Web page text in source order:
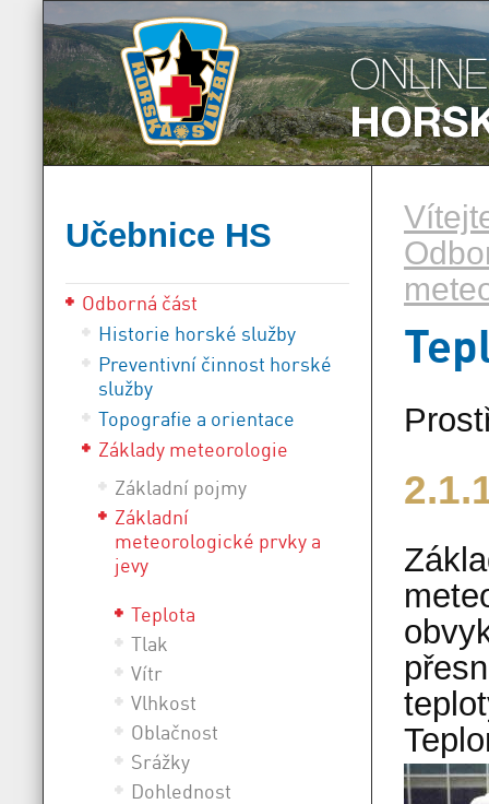
Učebnice HS
Odborná část
Historie horské služby
Preventivní činnost horské
služby
Topografie a orientace
Základy meteorologie
Základní pojmy
Základní
meteorologické prvky a
jevy
Teplota
Tlak
Vítr
Vlhkost
Oblačnost
Srážky
Dohlednost